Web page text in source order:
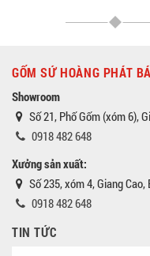
GỐM SỨ HOÀNG PHÁT
Showroom
Số 21, Phố Gốm (xóm 6),
0918 482 648
Xưởng sản xuất:
Số 235, xóm 4, Giang
0918 482 648
TIN TỨC